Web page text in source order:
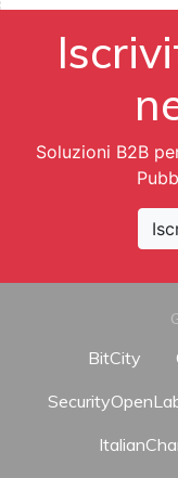
Soluzioni B2B
BitCity